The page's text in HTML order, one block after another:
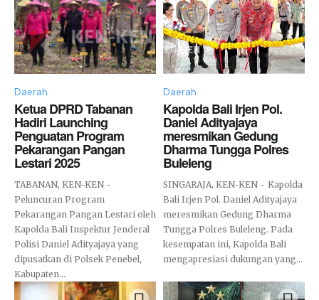
Daerah
Ketua DPRD Tabanan
Hadiri Launching
Penguatan Program
Pekarangan Pangan
Lestari 2025
TABANAN, KEN-KEN -
Peluncuran Program
Pekarangan Pangan Lestari oleh
Kapolda Bali Inspektur Jenderal
Polisi Daniel Adityajaya yang
dipusatkan di Polsek Penebel,
Kabupaten...
Daerah
Kapolda Bali Irjen Pol.
Daniel Adityajaya
meresmikan Gedung
Dharma Tungga Polres
Buleleng
SINGARAJA, KEN-KEN - Kapolda
Bali Irjen Pol. Daniel Adityajaya
meresmikan Gedung Dharma
Tungga Polres Buleleng. Pada
kesempatan ini, Kapolda Bali
mengapresiasi dukungan yang...